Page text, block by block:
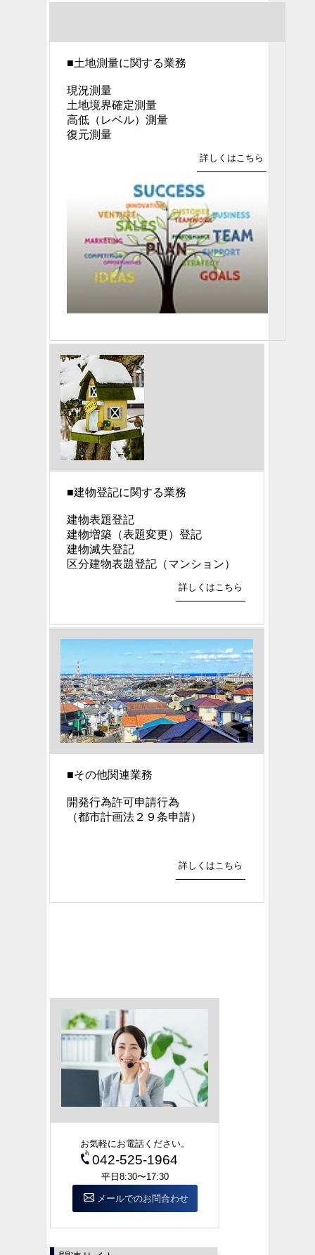
■土地測量に関する業務
現況測量
土地境界確定測量
高低（レベル）測量
復元測量
詳しくはこちら
■建物登記に関する業務
建物表題登記
建物増築（表題変更）登記
建物滅失登記
区分建物表題登記（マンション）
詳しくはこちら
■その他関連業務
開発行為許可申請行為
（都市計画法２９条申請）
詳しくはこちら
お気軽にお電話ください。
042-525-1964
平日8:30〜17:30
メールでのお問合わせ